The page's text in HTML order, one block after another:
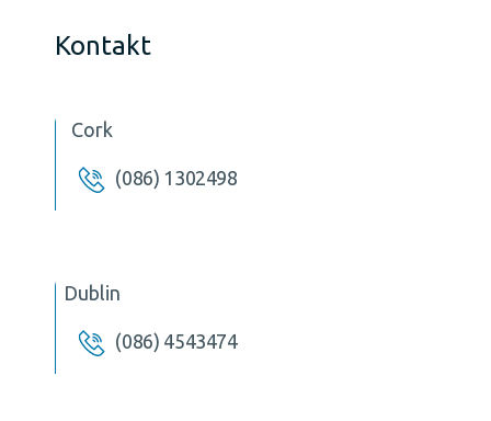
Kontakt
Cork
(086) 1302498
Dublin
(086) 4543474